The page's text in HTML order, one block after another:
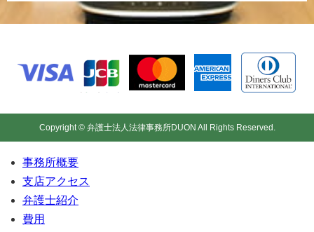
Copyright © 弁護士法人法律事務所DUON All Rights Reserved.
事務所概要
支店アクセス
弁護士紹介
費用